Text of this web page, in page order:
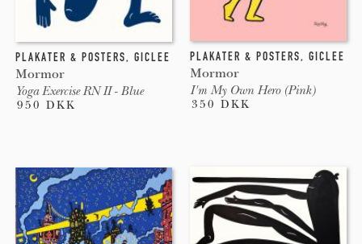
PLAKATER & POSTERS, GICLEE
Mormor
I'm My Own Hero (Pink)
350 DKK
PLAKATER & POSTERS, GICLEE
Mormor
Yoga Exercise RN II - Blue
950 DKK